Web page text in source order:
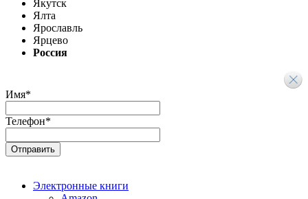
Якутск
Ялта
Ярославль
Ярцево
Россия
Имя*
Телефон*
Электронные книги